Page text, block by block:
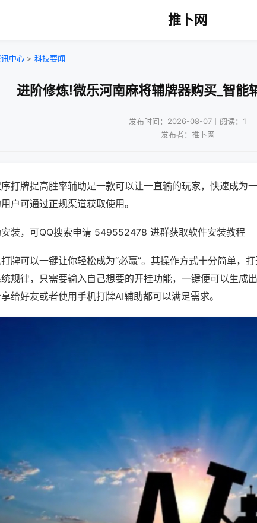
推卜网
中心 > 科技要闻
进阶修炼!微乐河南麻将辅牌器购买_智能
发布时间：2026-08-07｜阅读：1
发布者：推卜网
打牌提高胜率辅助是一款可以让一直输的玩家，快速成为
户可通过正规渠道获取使用。
装，可QQ搜索申请 549552478 进群获取软件安装教程
牌可以一键让你轻松成为“必赢”。其操作方式十分简单，
规律，只需要输入自己想要的开挂功能，一键便可以生成
给好友或者使用手机打牌AI辅助都可以满足需求。